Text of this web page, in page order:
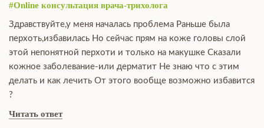
#Online консультация врача-трихолога
Здравствуйте,у меня началась проблема Раньше была
перхоть,избавилась Но сейчас прям на коже головы слой
этой непонятной перхоти и только на макушке Сказали
кожное заболевание-или дерматит Не знаю что с этим
делать и как лечить От этого вообще возможно избавится
?
Читать ответ